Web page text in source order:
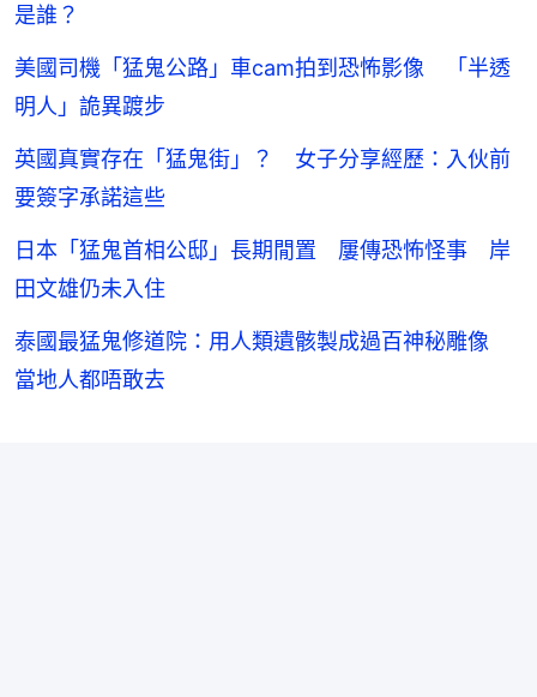
是誰？
美國司機「猛鬼公路」車cam拍到恐怖影像 「半透
明人」詭異踱步
英國真實存在「猛鬼街」？ 女子分享經歷：入伙前
要簽字承諾這些
日本「猛鬼首相公邸」長期閒置 屢傳恐怖怪事 岸
田文雄仍未入住
泰國最猛鬼修道院：用人類遺骸製成過百神秘雕像
當地人都唔敢去